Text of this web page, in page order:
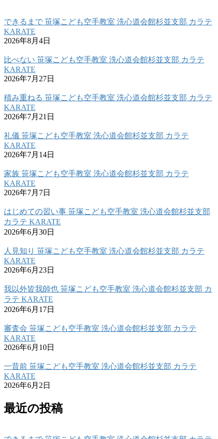
できるまで 笹塚こども空手教室 洗心道会館杉並支部 カラテ
KARATE
2026年8月4日
比べない 笹塚こども空手教室 洗心道会館杉並支部 カラテ
KARATE
2026年7月27日
積み重ねる 笹塚こども空手教室 洗心道会館杉並支部 カラテ
KARATE
2026年7月21日
礼儀 笹塚こども空手教室 洗心道会館杉並支部 カラテ
KARATE
2026年7月14日
家族 笹塚こども空手教室 洗心道会館杉並支部 カラテ
KARATE
2026年7月7日
はじめての習い事 笹塚こども空手教室 洗心道会館杉並支部
カラテ KARATE
2026年6月30日
人見知り 笹塚こども空手教室 洗心道会館杉並支部 カラテ
KARATE
2026年6月23日
我以外皆我師也 笹塚こども空手教室 洗心道会館杉並支部 カ
ラテ KARATE
2026年6月17日
審査会 笹塚こども空手教室 洗心道会館杉並支部 カラテ
KARATE
2026年6月10日
一昔前 笹塚こども空手教室 洗心道会館杉並支部 カラテ
KARATE
2026年6月2日
最近の投稿